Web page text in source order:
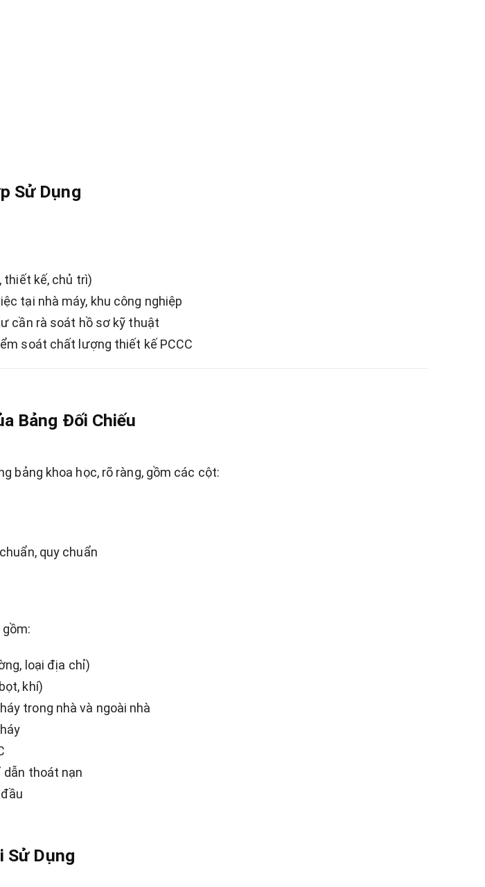
Sử Dụng
thiết kế, chủ trì)
tại nhà máy, khu công nghiệp
cần rà soát hồ sơ kỹ thuật
soát chất lượng thiết kế PCCC
Bảng Đối Chiếu
bảng khoa học, rõ ràng, gồm các cột:
quy chuẩn
loại địa chỉ)
khí)
trong nhà và ngoài nhà
thoát nạn
Sử Dụng